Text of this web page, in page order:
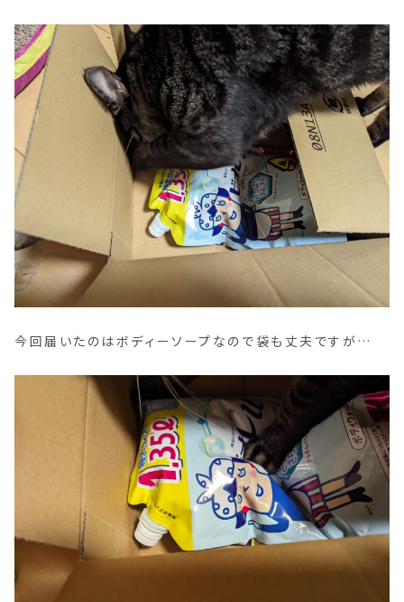
今回届いたのはボディーソープなので袋も丈夫ですが…